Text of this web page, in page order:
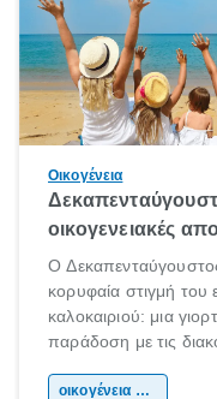
Οικογένεια
οικογενειακές
Ο
κορυφαία στιγμή του
καλοκαιριού: μια
παράδοση με τις
χώρας. Είτεοικογένεια & παιδί